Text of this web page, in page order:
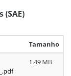
Tamanho
1.49 MB